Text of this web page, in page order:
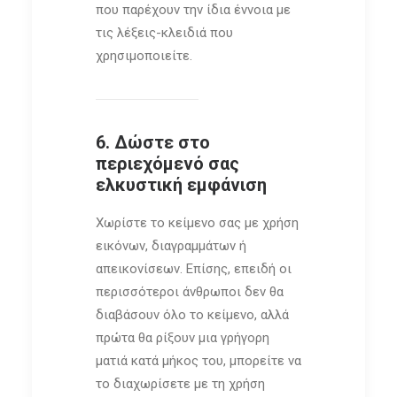
που παρέχουν την ίδια έννοια με
τις λέξεις-κλειδιά που
χρησιμοποιείτε.
6. Δώστε στο
περιεχόμενό σας
ελκυστική εμφάνιση
Χωρίστε το κείμενο σας με χρήση
εικόνων, διαγραμμάτων ή
απεικονίσεων. Επίσης, επειδή οι
περισσότεροι άνθρωποι δεν θα
διαβάσουν όλο το κείμενο, αλλά
πρώτα θα ρίξουν μια γρήγορη
ματιά κατά μήκος του, μπορείτε να
το διαχωρίσετε με τη χρήση